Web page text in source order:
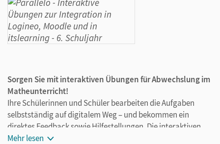
Sorgen Sie mit interaktiven Übungen für Abwechslung im
Matheunterricht!
Ihre Schülerinnen und Schüler bearbeiten die Aufgaben
selbstständig auf digitalem Weg – und bekommen ein
direktes Feedback sowie Hilfestellungen. Die interaktiven
Übungen lassen sich ausschließlich über die
Mehr lesen